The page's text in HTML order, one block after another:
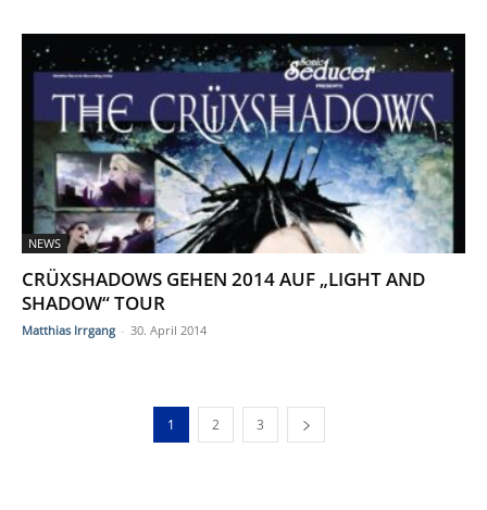
NEWS
CRÜXSHADOWS GEHEN 2014 AUF „LIGHT AND
SHADOW“ TOUR
Matthias Irrgang - 30. April 2014
1 2 3